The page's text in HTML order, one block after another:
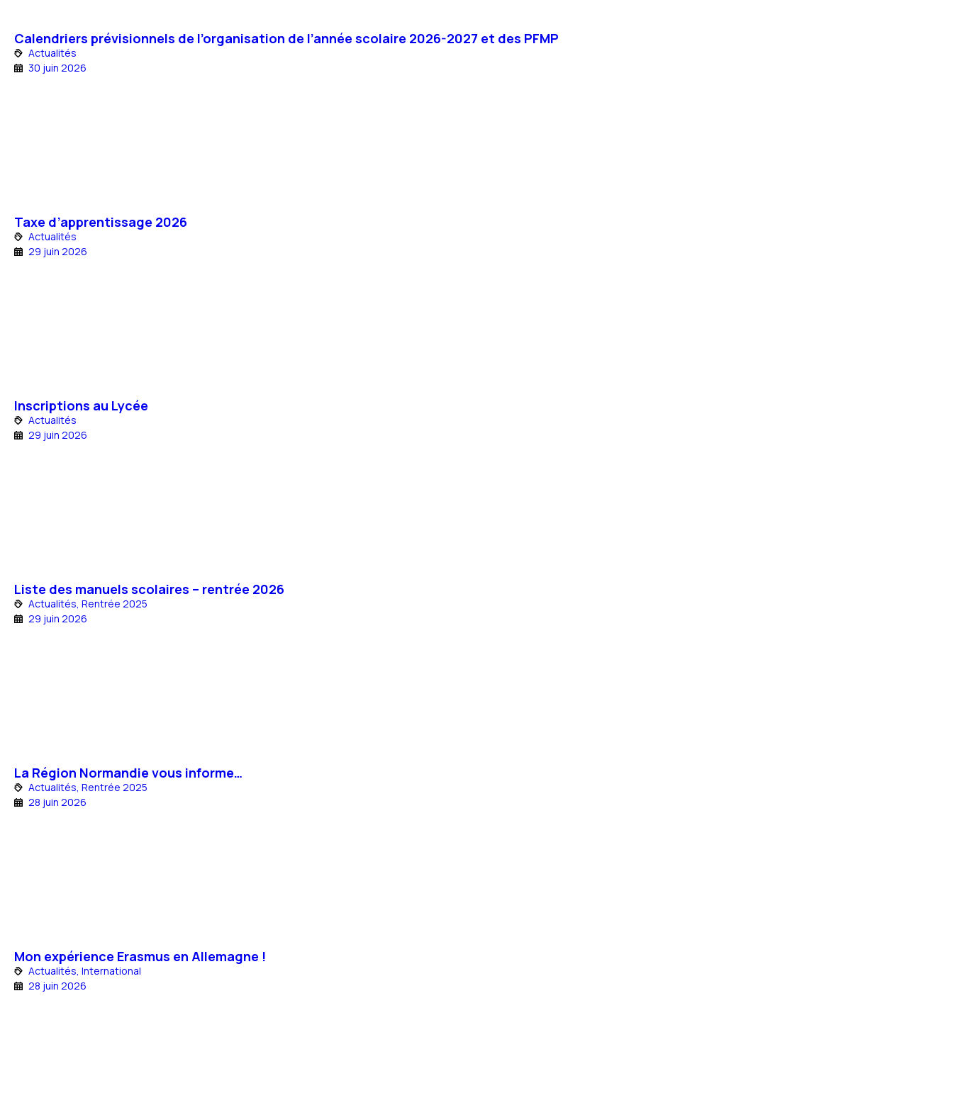
Calendriers prévisionnels de l’organisation de l’année scolaire 2026-2027 et des PFMP
Actualités
30 juin 2026
Taxe d’apprentissage 2026
Actualités
29 juin 2026
Inscriptions au Lycée
Actualités
29 juin 2026
Liste des manuels scolaires – rentrée 2026
Actualités, Rentrée 2025
29 juin 2026
La Région Normandie vous informe…
Actualités, Rentrée 2025
28 juin 2026
Mon expérience Erasmus en Allemagne !
Actualités, International
28 juin 2026